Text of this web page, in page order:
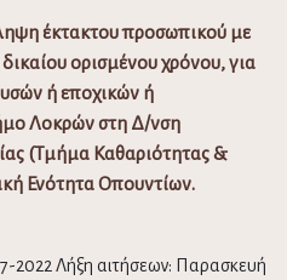
έκτακτου προσωπικού με
ορισμένου χρόνου, για
ή εποχικών ή
Λοκρών στη Δ/νση
(Τμήμα Καθαριότητας &
Ενότητα Οπουντίων.
2022 Λήξη αιτήσεων: Παρασκευή